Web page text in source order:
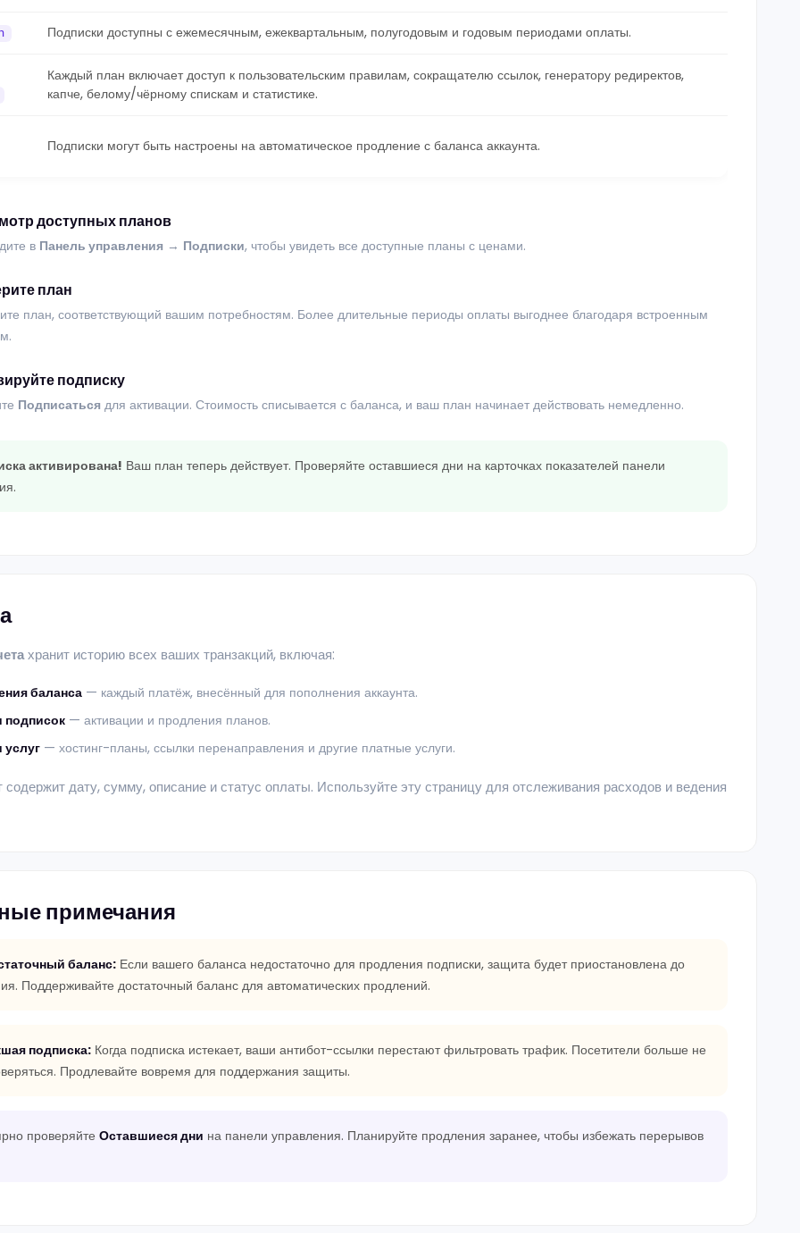
Подписки доступны с ежемесячным, ежеквартальным, полугодовым и годовым периодами оплаты.
Каждый план включает доступ к пользовательским правилам, сокращателю ссылок, генератору редиректов,
капче, белому/чёрному спискам и статистике.
Подписки могут быть настроены на автоматическое продление с баланса аккаунта.
доступных планов
в Панель управления → Подписки, чтобы увидеть все доступные планы с ценами.
план
план, соответствующий вашим потребностям. Более длительные периоды оплаты выгоднее благодаря встроенным
подписку
Подписаться для активации. Стоимость списывается с баланса, и ваш план начинает действовать немедленно.
активирована! Ваш план теперь действует. Проверяйте оставшиеся дни на карточках показателей панели
хранит историю всех ваших транзакций, включая:
баланса — каждый платёж, внесённый для пополнения аккаунта.
подписок — активации и продления планов.
услуг — хостинг-планы, ссылки перенаправления и другие платные услуги.
дату, сумму, описание и статус оплаты. Используйте эту страницу для отслеживания расходов и ведения
примечания
баланс: Если вашего баланса недостаточно для продления подписки, защита будет приостановлена до
Поддерживайте достаточный баланс для автоматических продлений.
подписка: Когда подписка истекает, ваши антибот-ссылки перестают фильтровать трафик. Посетители больше не
Продлевайте вовремя для поддержания защиты.
проверяйте Оставшиеся дни на панели управления. Планируйте продления заранее, чтобы избежать перерывов